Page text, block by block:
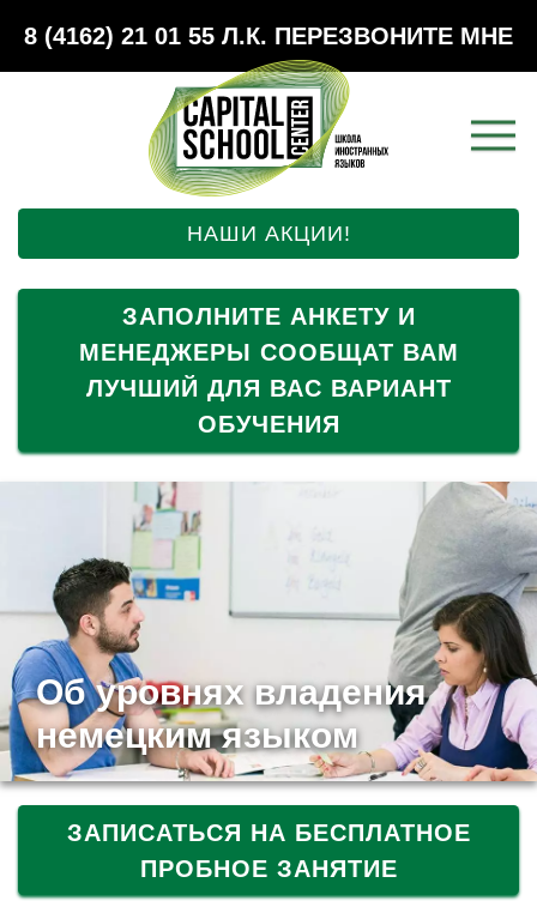
8 (4162) 21 01 55 Л.К. ПЕРЕЗВОНИТЕ МНЕ
НАШИ АКЦИИ!
ЗАПОЛНИТЕ АНКЕТУ И
МЕНЕДЖЕРЫ СООБЩАТ ВАМ
ЛУЧШИЙ ДЛЯ ВАС ВАРИАНТ
ОБУЧЕНИЯ
Об уровнях владения
немецким языком
ЗАПИСАТЬСЯ НА БЕСПЛАТНОЕ
ПРОБНОЕ ЗАНЯТИЕ